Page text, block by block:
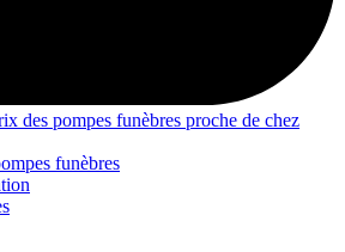
des pompes funèbres proche de chez
funèbres